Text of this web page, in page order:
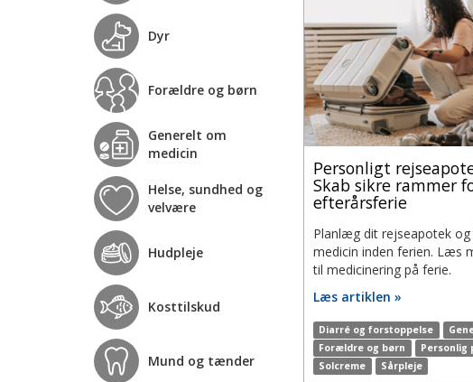
Dyr
Forældre og børn
Generelt om
medicin
Helse, sundhed og
velvære
Hudpleje
Kosttilskud
Mund og tænder
Personligt
Skab sikre rammer
efterårsferie
Planlæg dit rejseapotek og
medicin inden ferien. Læs
til medicinering på ferie.
Læs artiklen »
Diarré og forstoppelse
Forældre og børn
Personlig
Solcreme
Sårpleje